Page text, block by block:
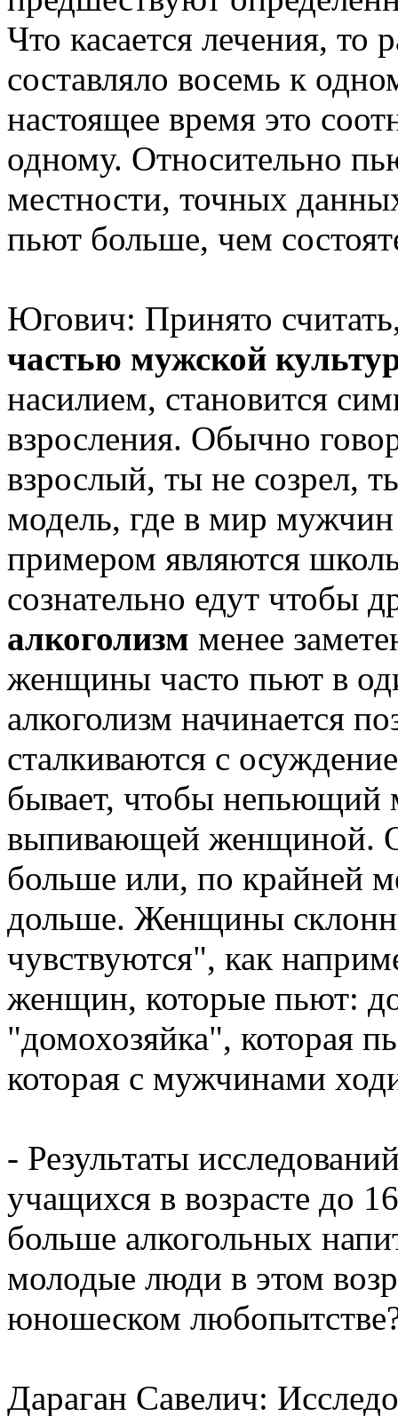
Что касается лечения, то
составляло восемь к
настоящее время это
одному. Относительно
местности, точных
пьют больше, чем
Югович: Принято
частью мужской
насилием, становится
взросления. Обычно
взрослый, ты не созрел,
модель, где в мир
примером являются
сознательно едут чтобы
алкоголизм менее
женщины часто пьют в
алкоголизм начинается
сталкиваются с
бывает, чтобы непьющий
выпивающей женщиной.
больше или, по крайней
дольше. Женщины
чувствуются", как
женщин, которые пьют:
"домохозяйка", которая
которая с мужчинами
- Результаты
учащихся в возрасте до
больше алкогольных
молодые люди в этом
юношеском
Дараган Савелич: